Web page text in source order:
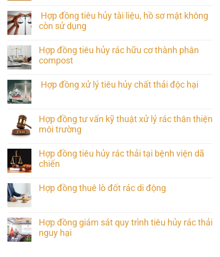
Hợp đồng tiêu hủy tài liệu, hồ sơ mật không
còn sử dụng
Hợp đồng tiêu hủy rác hữu cơ thành phân
compost
Hợp đồng xử lý tiêu hủy chất thải độc hại
Hợp đồng tư vấn kỹ thuật xử lý rác thân thiện
môi trường
Hợp đồng tiêu hủy rác thải tại bệnh viện dã
chiến
Hợp đồng thuê lò đốt rác di động
Hợp đồng giám sát quy trình tiêu hủy rác thải
nguy hại